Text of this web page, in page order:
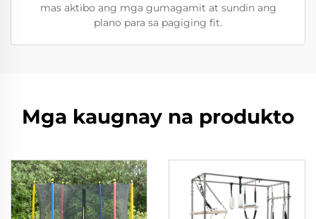
mas aktibo ang mga gumagamit at sundin ang
plano para sa pagiging fit.
Mga kaugnay na produkto